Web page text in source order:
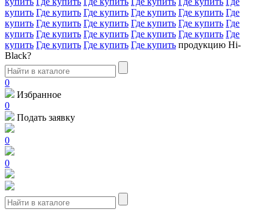
купить Где купить Где купить Где купить Где купить Где
купить Где купить Где купить Где купить Где купить Где
купить Где купить Где купить Где купить Где купить Где
купить Где купить Где купить Где купить продукцию Hi-
Black?
0
Избранное
0
Подать заявку
0
0